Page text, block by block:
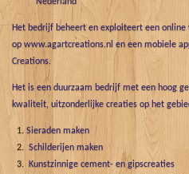
Het bedrijf beheert en exploiteert een online
op www.agartcreations.nl en een mobiele
Creations.
Het is een duurzaam bedrijf met een hoog
kwaliteit, uitzonderlijke creaties op het
Sieraden maken
Schilderijen maken
Kunstzinnige cement- en gipscreaties